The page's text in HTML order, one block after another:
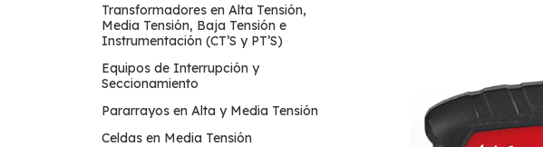
Transformadores en Alta Tensión,
Media Tensión, Baja Tensión e
Instrumentación (CT’S y PT’S)
Equipos de Interrupción y
Seccionamiento
Pararrayos en Alta y Media Tensión
Celdas en Media Tensión